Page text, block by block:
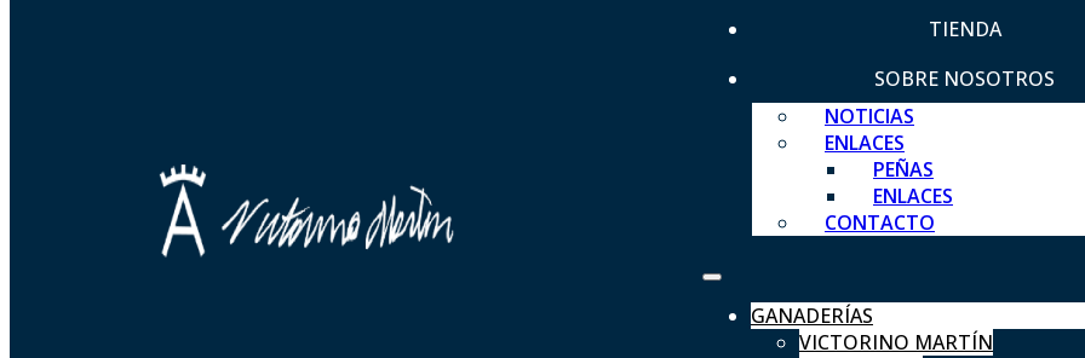
TIENDA
SOBRE NOSOTROS
NOTICIAS
ENLACES
PEÑAS
ENLACES
CONTACTO
GANADERÍAS
VICTORINO MARTÍN